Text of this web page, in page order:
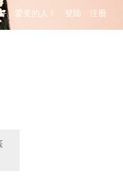
，爱美的人！ 登陆 注册